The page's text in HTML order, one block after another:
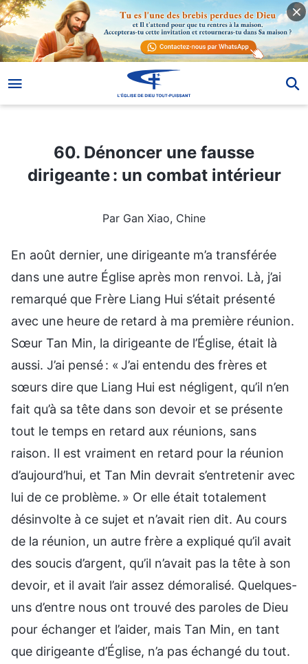
60. Dénoncer une fausse
dirigeante : un combat intérieur
Par Gan Xiao, Chine
En août dernier, une dirigeante m’a transférée
dans une autre Église après mon renvoi. Là, j’ai
remarqué que Frère Liang Hui s’était présenté
avec une heure de retard à ma première réunion.
Sœur Tan Min, la dirigeante de l’Église, était là
aussi. J’ai pensé : « J’ai entendu des frères et
sœurs dire que Liang Hui est négligent, qu’il n’en
fait qu’à sa tête dans son devoir et se présente
tout le temps en retard aux réunions, sans
raison. Il est vraiment en retard pour la réunion
d’aujourd’hui, et Tan Min devrait s’entretenir avec
lui de ce problème. » Or elle était totalement
désinvolte à ce sujet et n’avait rien dit. Au cours
de la réunion, un autre frère a expliqué qu’il avait
des soucis d’argent, qu’il n’avait pas la tête à son
devoir, et il avait l’air assez démoralisé. Quelques-
uns d’entre nous ont trouvé des paroles de Dieu
pour échanger et l’aider, mais Tan Min, en tant
que dirigeante d’Église, n’a pas échangé du tout.